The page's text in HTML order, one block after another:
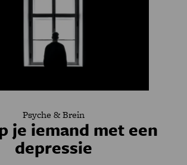
Psyche & Brein
je iemand met een
depressie